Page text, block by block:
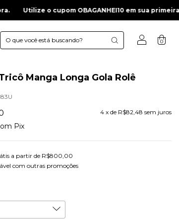
o cupom OBAGANHEI10 em sua primeira compra.
0
Manga Longa Gola Rolê
4 x de R$82,48 sem juros
Pix
a partir de R$800,00
com outras promoções